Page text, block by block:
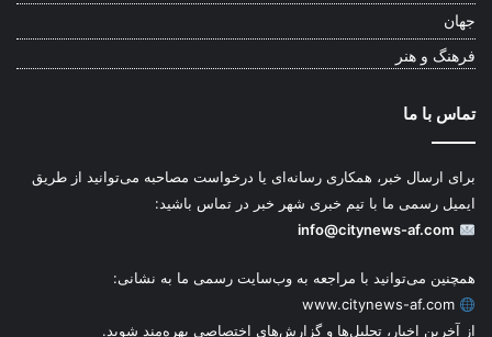
جهان
فرهنگ و هنر
تماس با ما
برای ارسال خبر، همکاری رسانه‌ای یا درخواست مصاحبه می‌توانید از طریق
ایمیل رسمی ما با تیم خبری شهر خبر در تماس باشید:
info@citynews-af.com
همچنین می‌توانید با مراجعه به وب‌سایت رسمی ما به نشانی:
www.citynews-af.com
از آخرین اخبار، تحلیل‌ها و گزارش‌های اختصاصی بهره‌مند شوید.